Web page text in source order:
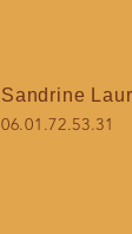
Sandrine